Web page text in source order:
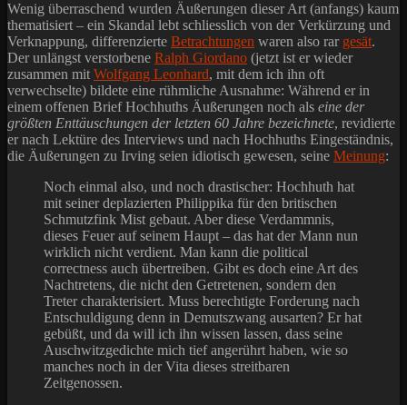
Wenig überraschend wurden Äußerungen dieser Art (anfangs) kaum
thematisiert – ein Skandal lebt schliesslich von der Verkürzung und
Verknappung, differenzierte Betrachtungen waren also rar gesät.
Der unlängst verstorbene Ralph Giordano (jetzt ist er wieder
zusammen mitWolfgang Leonhard, mit dem ich ihn oft
verwechselte) bildete eine rühmliche Ausnahme: Während er in
einem offenen Brief Hochhuths Äußerungen noch als eine der
größten Enttäuschungen der letzten 60 Jahre bezeichnete, revidierte
er nach Lektüre des Interviews und nach Hochhuths Eingeständnis,
die Äußerungen zu Irving seien idiotisch gewesen, seine Meinung:
Noch einmal also, und noch drastischer: Hochhuth hat
mit seiner deplazierten Philippika für den britischen
Schmutzfink Mist gebaut. Aber diese Verdammnis,
dieses Feuer auf seinem Haupt – das hat der Mann nun
wirklich nicht verdient. Man kann die political
correctness auch übertreiben. Gibt es doch eine Art des
Nachtretens, die nicht den Getretenen, sondern den
Treter charakterisiert. Muss berechtigte Forderung nach
Entschuldigung denn in Demutszwang ausarten? Er hat
gebüßt, und da will ich ihn wissen lassen, dass seine
Auschwitzgedichte mich tief angerührt haben, wie so
manches noch in der Vita dieses streitbaren
Zeitgenossen.